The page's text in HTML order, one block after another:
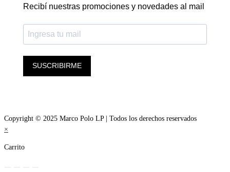
Recibí nuestras promociones y novedades al mail
SUSCRIBIRME
Copyright © 2025 Marco Polo LP | Todos los derechos reservados
×
Carrito